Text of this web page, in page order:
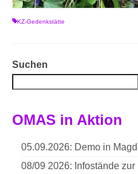
KZ-Gedenkstätte
Suchen
OMAS in Aktion
05.09.2026: Demo in
08/09 2026: Infostände